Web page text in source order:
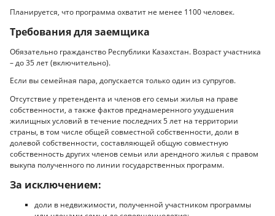
Планируется, что программа охватит не менее 1100 человек.
Требования для заемщика
Обязательно гражданство Республики Казахстан. Возраст участника
– до 35 лет (включительно).
Если вы семейная пара, допускается только один из супругов.
Отсутствие у претендента и членов его семьи жилья на праве
собственности, а также фактов преднамеренного ухудшения
жилищных условий в течение последних 5 лет на территории
страны, в том числе общей совместной собственности, доли в
долевой собственности, составляющей общую совместную
собственность других членов семьи или арендного жилья с правом
выкупа полученного по линии государственных программ.
За исключением:
доли в недвижимости, полученной участником программы